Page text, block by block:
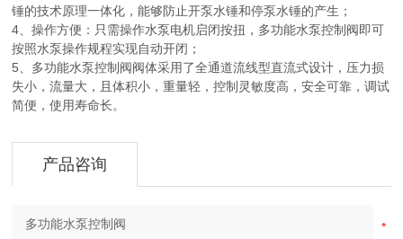
锤的技术原理一体化，能够防止开泵水锤和停泵水锤的产生；
4、操作方便：只需操作水泵电机启闭按扭，多功能水泵控制阀即可
按照水泵操作规程实现自动开闭；
5、多功能水泵控制阀阀体采用了全通道流线型直流式设计，压力损
失小，流量大，且体积小，重量轻，控制灵敏度高，安全可靠，调试
简便，使用寿命长。
产品咨询